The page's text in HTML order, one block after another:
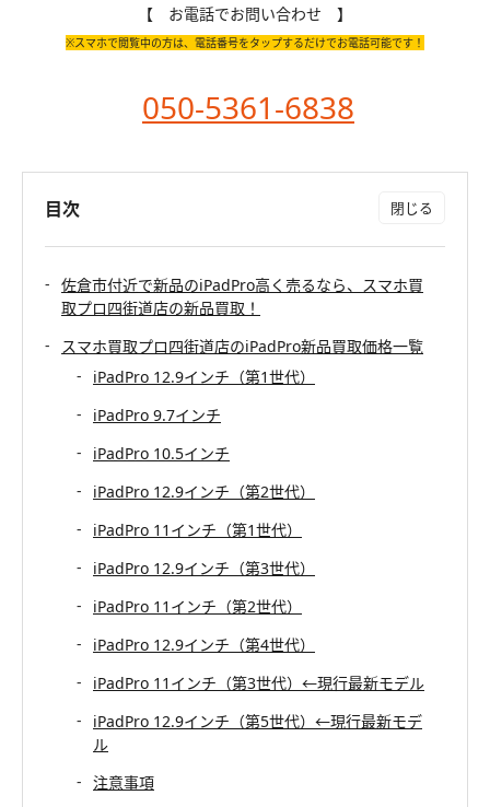
【 お電話でお問い合わせ 】
※スマホで閲覧中の方は、電話番号をタップするだけでお電話可能です！
050-5361-6838
目次
佐倉市付近で新品のiPadPro高く売るなら、スマホ買
取プロ四街道店の新品買取！
スマホ買取プロ四街道店のiPadPro新品買取価格一覧
iPadPro 12.9インチ（第1世代）
iPadPro 9.7インチ
iPadPro 10.5インチ
iPadPro 12.9インチ（第2世代）
iPadPro 11インチ（第1世代）
iPadPro 12.9インチ（第3世代）
iPadPro 11インチ（第2世代）
iPadPro 12.9インチ（第4世代）
iPadPro 11インチ（第3世代）←現行最新モデル
iPadPro 12.9インチ（第5世代）←現行最新モデ
ル
注意事項